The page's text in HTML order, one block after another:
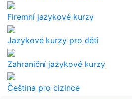
Firemní jazykové kurzy
Jazykové kurzy pro děti
Zahraniční jazykové kurzy
Čeština pro cizince